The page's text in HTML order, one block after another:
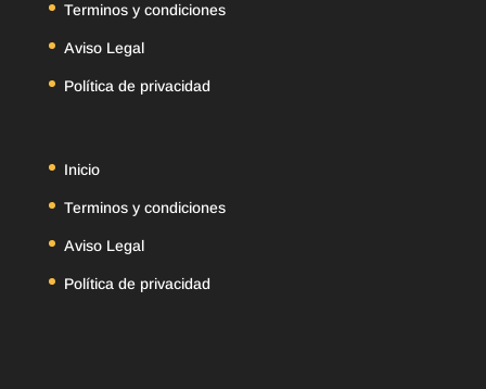
Terminos y condiciones
Aviso Legal
Política de privacidad
Inicio
Terminos y condiciones
Aviso Legal
Política de privacidad